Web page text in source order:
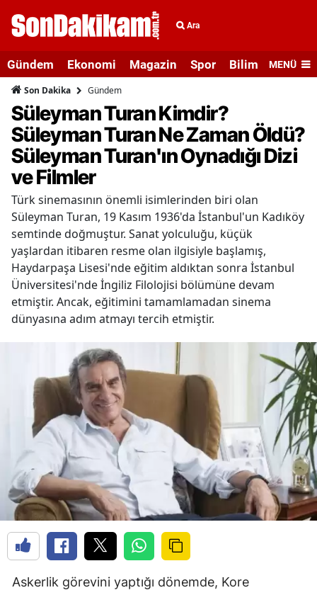
Ara
Gündem Ekonomi Magazin Spor Bilim veMENÜ
Son Dakika Gündem
Süleyman Turan Kimdir?
Süleyman Turan Ne Zaman Öldü?
Süleyman Turan'ın Oynadığı Dizi
ve Filmler
Türk sinemasının önemli isimlerinden biri olan
Süleyman Turan, 19 Kasım 1936'da İstanbul'un Kadıköy
semtinde doğmuştur. Sanat yolculuğu, küçük
yaşlardan itibaren resme olan ilgisiyle başlamış,
Haydarpaşa Lisesi'nde eğitim aldıktan sonra İstanbul
Üniversitesi'nde İngiliz Filolojisi bölümüne devam
etmiştir. Ancak, eğitimini tamamlamadan sinema
dünyasına adım atmayı tercih etmiştir.
Askerlik görevini yaptığı dönemde, Kore